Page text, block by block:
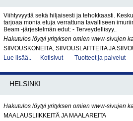
Viihtyvyyttä sekä hiljaisesti ja tehokkaasti.
tarjoaa monia etuja verrattuna tavalliseen
Beam -järjestelmän edut: - Terveydellisyy..
Hakutulos löytyi yrityksen omien www-sivujen
SIIVOUSKONEITA, SIIVOUSLAITTEITA JA
Lue lisää..
Kotisivut Tuotteet ja palvelut
HELSINKI
Hakutulos löytyi yrityksen omien www-sivujen
MAALAUSLIIKKEITÄ JA MAALAREITA